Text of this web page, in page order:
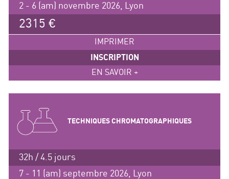
2 - 6 (am) novembre 2026, Lyon
2315 €
IMPRIMER
INSCRIPTION
EN SAVOIR +
TECHNIQUES CHROMATOGRAPHIQUES
32h / 4.5 jours
7 - 11 (am) septembre 2026, Lyon